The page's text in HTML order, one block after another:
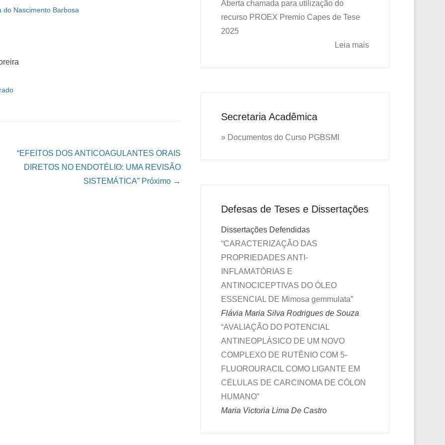
do Nascimento Barbosa
“EFEITOS DOS ANTICOAGULANTES ORAIS
DIRETOS NO ENDOTÉLIO: UMA REVISÃO
SISTEMÁTICA” Próximo →
Aberta chamada para utilização do
recurso PROEX Premio Capes de Tese
2025
Leia mais
Secretaria Acadêmica
» Documentos do Curso PGBSMI
Defesas de Teses e Dissertações
Dissertações Defendidas
“CARACTERIZAÇÃO DAS
PROPRIEDADES ANTI-
INFLAMATÓRIAS E
ANTINOCICEPTIVAS DO ÓLEO
ESSENCIAL DE Mimosa gemmulata”
Flávia Maria Silva Rodrigues de Souza
“AVALIAÇÃO DO POTENCIAL
ANTINEOPLÁSICO DE UM NOVO
COMPLEXO DE RUTÊNIO COM 5-
FLUOROURACIL COMO LIGANTE EM
CÉLULAS DE CARCINOMA DE CÓLON
HUMANO”
Maria Victoria Lima De Castro